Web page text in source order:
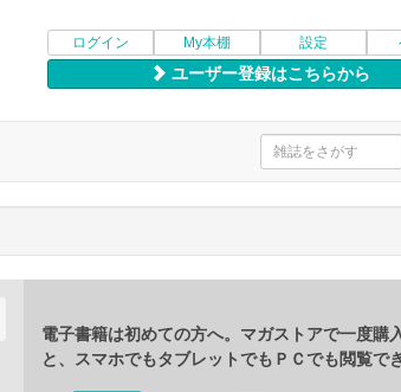
ログイン My本棚 設定
ユーザー登録はこちらから
電子書籍は初めての方へ。マガストアで一度購
と、スマホでもタブレットでもＰＣでも閲覧で